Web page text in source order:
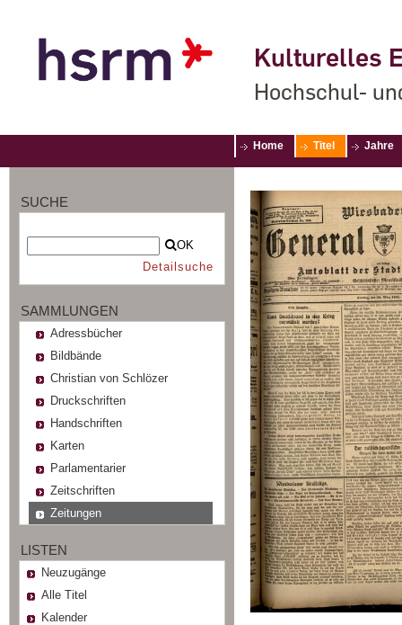
Kulturelles
Hochschul-
Home Titel Jahre
SUCHE
OK
Detailsuche
SAMMLUNGEN
Adressbücher
Bildbände
Christian von Schlözer
Druckschriften
Handschriften
Karten
Parlamentarier
Zeitschriften
Zeitungen
LISTEN
Neuzugänge
Alle Titel
Kalender